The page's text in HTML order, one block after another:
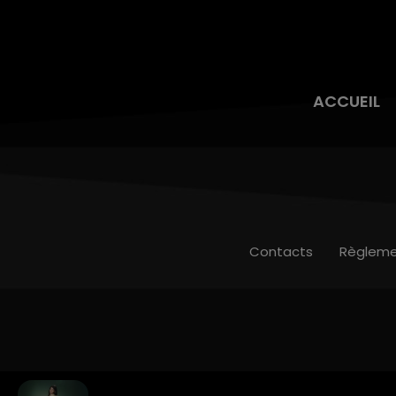
ACCUEIL
Contacts